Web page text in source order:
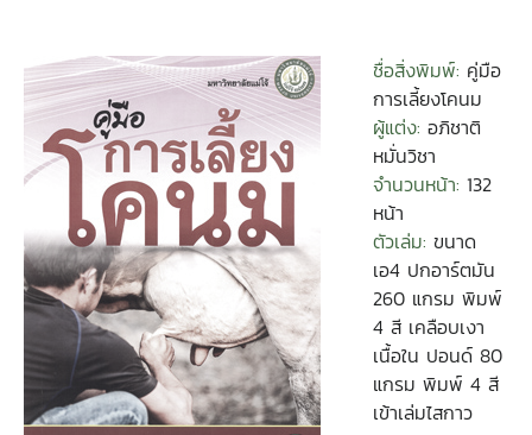
ชื่อสิ่งพิมพ์: คู่มือ
การเลี้ยงโคนม
ผู้แต่ง: อภิชาติ
หมั่นวิชา
จำนวนหน้า: 132
หน้า
ตัวเล่ม: ขนาด
เอ4 ปกอาร์ตมัน
260 แกรม พิมพ์
4 สี เคลือบเงา
เนื้อใน ปอนด์ 80
แกรม พิมพ์ 4 สี
เข้าเล่มไสกาว